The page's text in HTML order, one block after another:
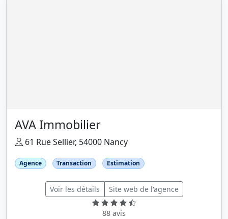
AVA Immobilier
61 Rue Sellier, 54000 Nancy
Agence Transaction Estimation
Voir les détails Site web de l'agence
88 avis